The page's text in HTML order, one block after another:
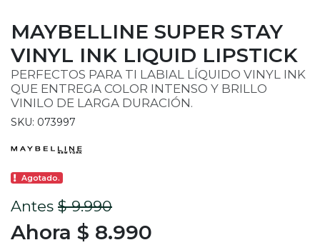
MAYBELLINE SUPER STAY
VINYL INK LIQUID LIPSTICK
PERFECTOS PARA TI LABIAL LÍQUIDO VINYL INK
QUE ENTREGA COLOR INTENSO Y BRILLO
VINILO DE LARGA DURACIÓN.
SKU: 073997
Agotado.
Antes $ 9.990
Ahora $ 8.990